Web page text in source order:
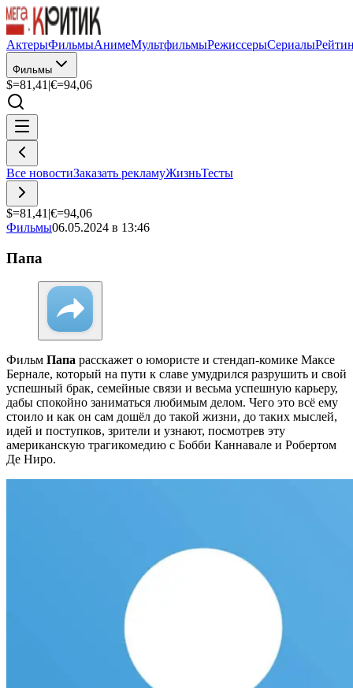
АктерыФильмыАнимеМультфильмыРежиссерыСериалы
Фильмы
$=81,41 |€=94,06
Все новостиЗаказать рекламуЖизньТесты
$=81,41 |€=94,06
Фильмы06.05.2024 в 13:46
Папа
Фильм Папа расскажет о юмористе и стендап-комике Максе
Бернале, который на пути к славе умудрился разрушить и свой
успешный брак, семейные связи и весьма успешную карьеру,
дабы спокойно заниматься любимым делом. Чего это всё ему
стоило и как он сам дошёл до такой жизни, до таких мыслей,
идей и поступков, зрители и узнают, посмотрев эту
американскую трагикомедию с Бобби Каннавале и Робертом
Де Ниро.